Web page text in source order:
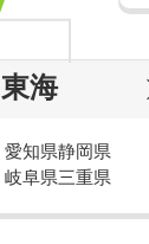
東海
愛知県静岡県
岐阜県三重県